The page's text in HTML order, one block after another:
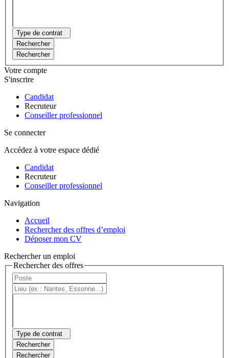
Type de contrat
Rechercher
Rechercher
Votre compte
S'inscrire
Candidat
Recruteur
Conseiller professionnel
Se connecter
Accédez à votre espace dédié
Candidat
Recruteur
Conseiller professionnel
Navigation
Accueil
Rechercher des offres d’emploi
Déposer mon CV
Rechercher un emploi
Rechercher des offres
Type de contrat
Rechercher
Rechercher